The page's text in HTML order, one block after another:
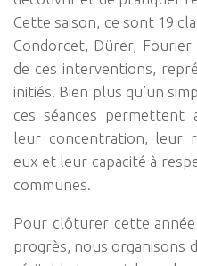
Cette saison, ce sont 19
Condorcet, Dürer,
de ces interventions,
initiés. Bien plus qu’un
ces séances permettent
leur concentration, leur
eux et leur capacité à
communes.
Pour clôturer cette
progrès, nous organisons